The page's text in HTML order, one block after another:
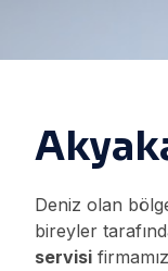
Deniz olan
bireyler
servisi